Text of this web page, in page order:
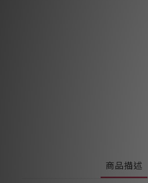
商品描述